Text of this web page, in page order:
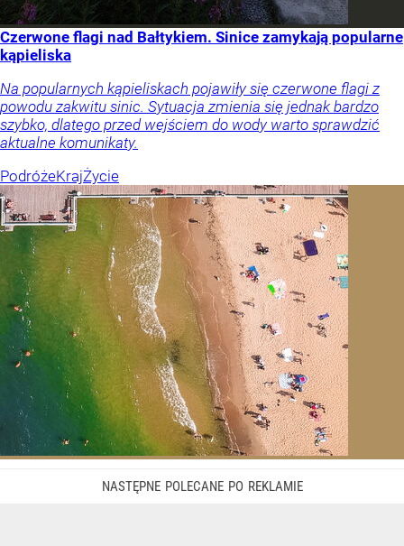
Czerwone flagi nad Bałtykiem. Sinice zamykają popularne
kąpieliska
Na popularnych kąpieliskach pojawiły się czerwone flagi z
powodu zakwitu sinic. Sytuacja zmienia się jednak bardzo
szybko, dlatego przed wejściem do wody warto sprawdzić
aktualne komunikaty.
PodróżeKrajŻycie